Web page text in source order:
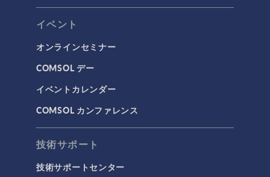
イベント
オンラインセミナー
COMSOL デー
イベントカレンダー
COMSOL カンファレンス
技術サポート
技術サポートセンター